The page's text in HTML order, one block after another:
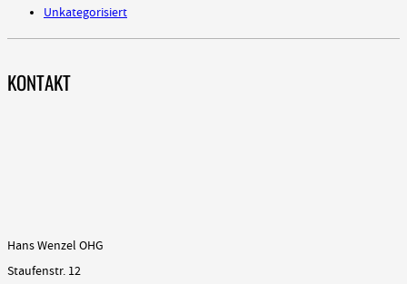
Unkategorisiert
KONTAKT
Hans Wenzel OHG
Staufenstr. 12